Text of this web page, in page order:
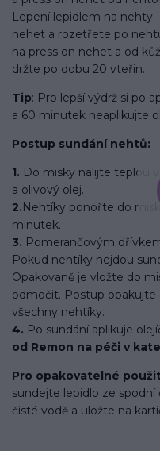
Lepení lepidlem na nehty
nehet a rozetřete po
na press on nehet a od
držte po dobu 20 vteřin.
Tip: Pro lepší výdrž si po
a 60 minutek neaplikujte
Postup sundání nehtů:
1. Do misky nalijte teplou
a olivový olej.
2.Nehtíky ponořte do
minutek.
3. Pomerančovým
Pokud nehtíky nejdou
Opakovaně je vložte do
odmočit. Postup
všechny nehtíky.
4. Po sundání aplikuje
od Remon na péči v
Pro opakovatelné
sundejte lepidlo ze
čisté vodě a uložte na